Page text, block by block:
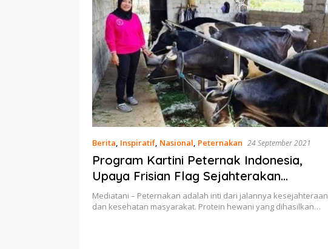
Berita, Inspiratif, Nasional, Peternakan 24 September 2021
Program Kartini Peternak Indonesia,
Upaya Frisian Flag Sejahterakan
Peternak Perempuan
Mediatani – Peternakan adalah inti dari jalannya kesejahteraan
dan kesehatan masyarakat. Protein hewani yang dihasilkan…